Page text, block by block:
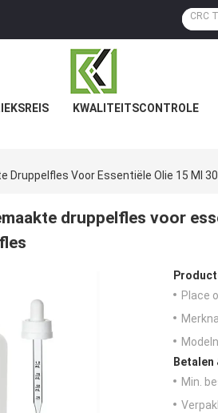
KWALITEITSCONTROLE
Druppelfles Voor Essentiële Olie 15 Ml
druppelfles voor
Place
Betalen
Min.